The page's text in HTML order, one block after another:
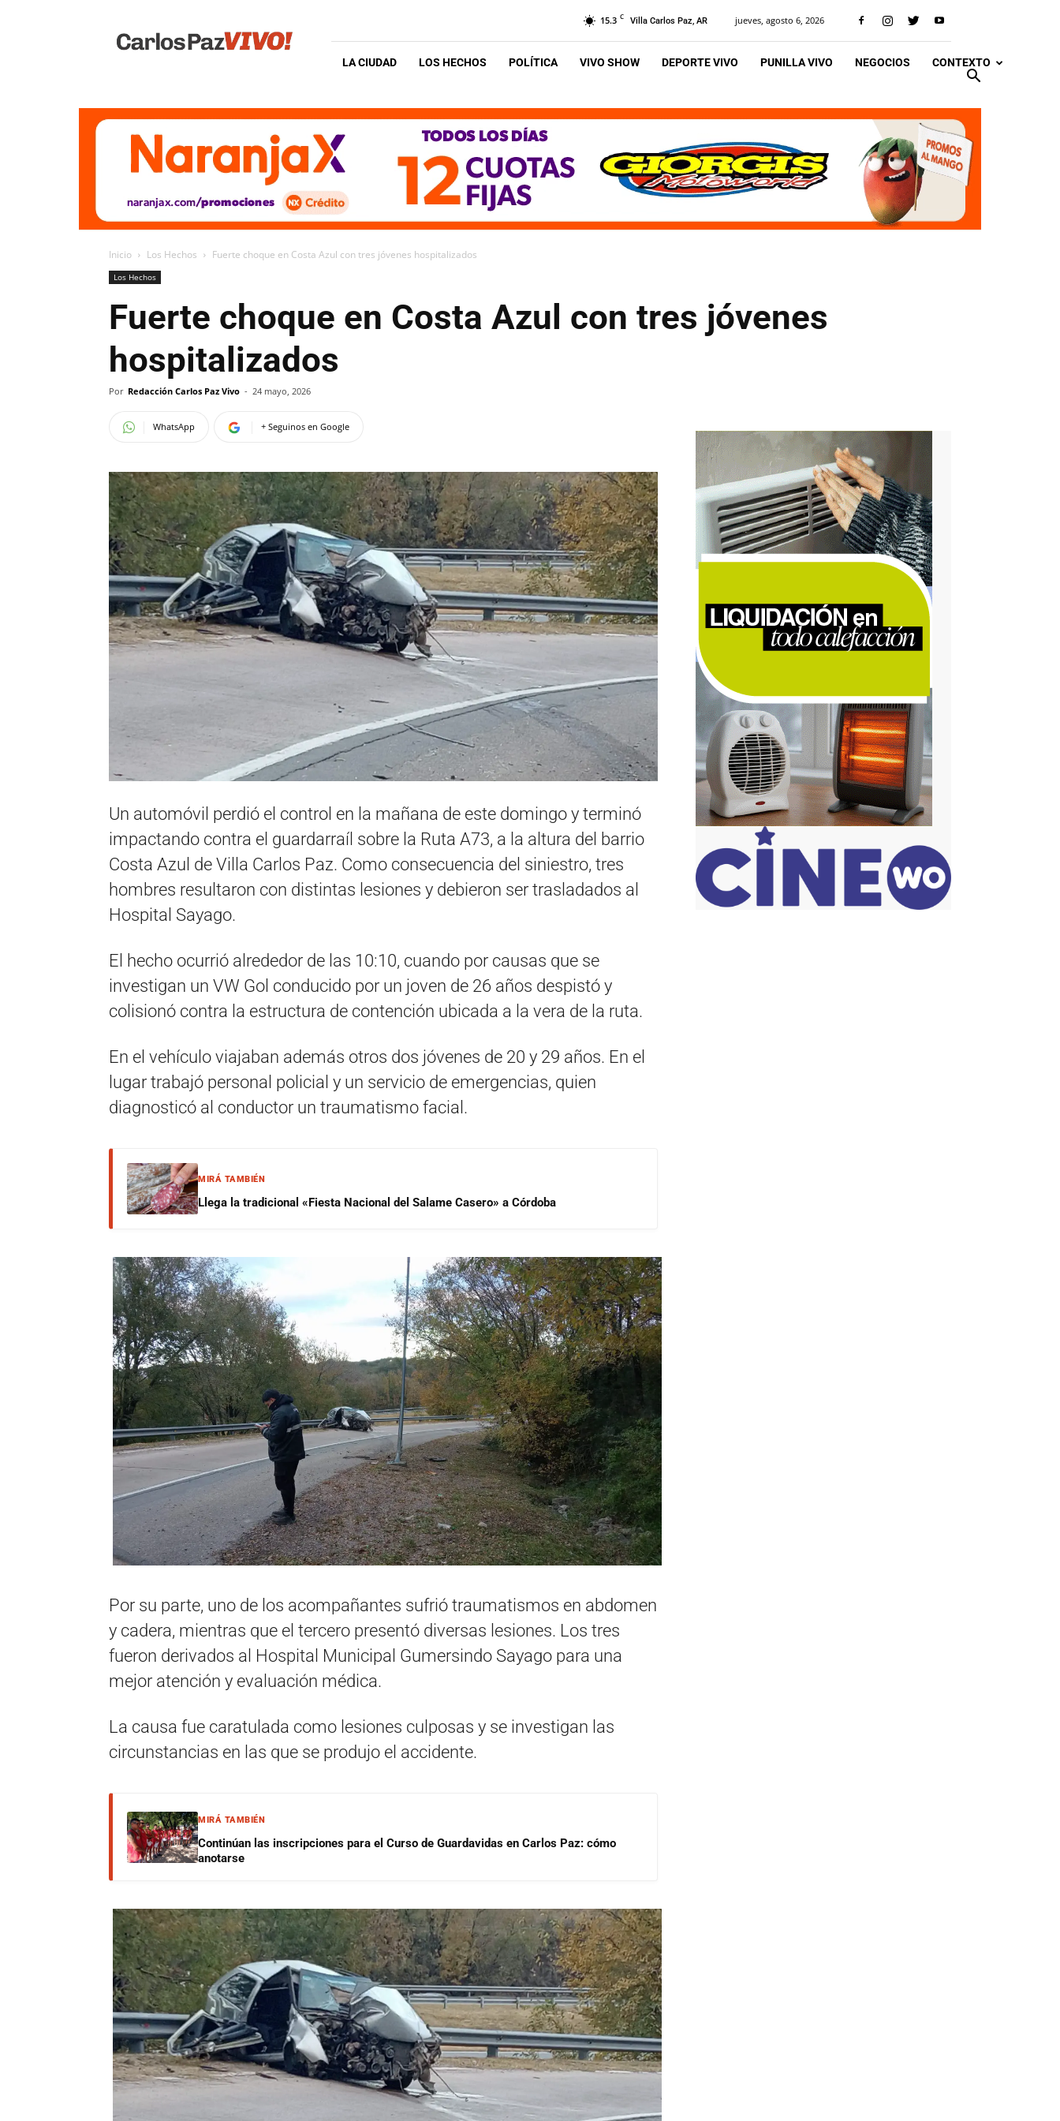
Vivo
15.3 C Villa Carlos Paz, AR jueves, agosto 6, 2026
LA CIUDAD LOS HECHOS POLÍTICA VIVO SHOW DEPORTE VIVO PUNILLA VIVO NEGOCIOS CONTEXTO
Inicio Los Hechos Fuerte choque en Costa Azul con tres jóvenes hospitalizados
Los Hechos
Fuerte choque en Costa Azul con tres jóvenes
hospitalizados
Por Redacción Carlos Paz Vivo - 24 mayo, 2026
WhatsApp + Seguinos en Google
Un automóvil perdió el control en la mañana de este domingo y terminó
impactando contra el guardarraíl sobre la Ruta A73, a la altura del barrio
Costa Azul de Villa Carlos Paz. Como consecuencia del siniestro, tres
hombres resultaron con distintas lesiones y debieron ser trasladados al
Hospital Sayago.
El hecho ocurrió alrededor de las 10:10, cuando por causas que se
investigan un VW Gol conducido por un joven de 26 años despistó y
colisionó contra la estructura de contención ubicada a la vera de la ruta.
En el vehículo viajaban además otros dos jóvenes de 20 y 29 años. En el
lugar trabajó personal policial y un servicio de emergencias, quien
diagnosticó al conductor un traumatismo facial.
MIRÁ TAMBIÉN
Llega la tradicional «Fiesta Nacional del Salame Casero» a Córdoba
Por su parte, uno de los acompañantes sufrió traumatismos en abdomen
y cadera, mientras que el tercero presentó diversas lesiones. Los tres
fueron derivados al Hospital Municipal Gumersindo Sayago para una
mejor atención y evaluación médica.
La causa fue caratulada como lesiones culposas y se investigan las
circunstancias en las que se produjo el accidente.
MIRÁ TAMBIÉN
Continúan las inscripciones para el Curso de Guardavidas en Carlos Paz: cómo
anotarse